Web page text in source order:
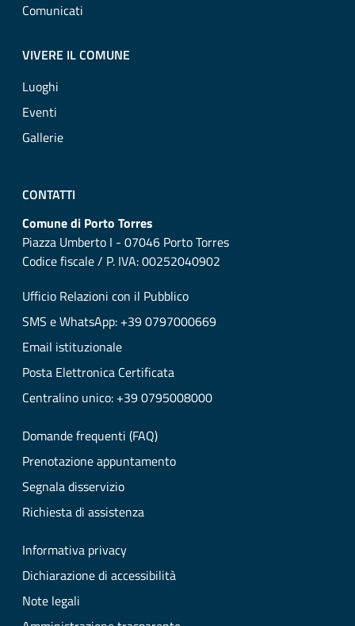
Comunicati
VIVERE IL COMUNE
Luoghi
Eventi
Gallerie
CONTATTI
Comune di Porto Torres
Piazza Umberto I - 07046 Porto Torres
Codice fiscale / P. IVA: 00252040902
Ufficio Relazioni con il Pubblico
SMS e WhatsApp: +39 0797000669
Email istituzionale
Posta Elettronica Certificata
Centralino unico: +39 0795008000
Domande frequenti (FAQ)
Prenotazione appuntamento
Segnala disservizio
Richiesta di assistenza
Informativa privacy
Dichiarazione di accessibilità
Note legali